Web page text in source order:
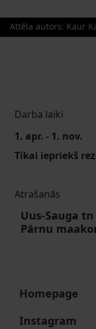
Attēla autors: Kaur
Darba laiki
1. apr. - 1. nov.
Tikai iepriekš
Atrašanās
Uus-Sauga
Pärnu
Homepage
Instagram